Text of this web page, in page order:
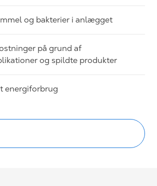
og bakterier i anlægget
på grund af
og spildte produkter
energiforbrug